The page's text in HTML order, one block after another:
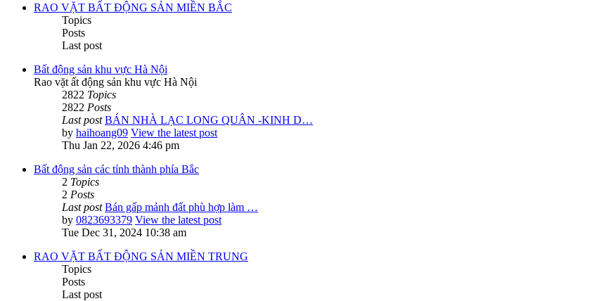
RAO VẶT BẤT ĐỘNG SẢN MIỀN BẮC
Topics
Posts
Last post
Bất động sản khu vực Hà Nội
Rao vặt ất động sản khu vực Hà Nội
2822 Topics
2822 Posts
Last post BÁN NHÀ LẠC LONG QUÂN -KINH D…
by haihoang09 View the latest post
Thu Jan 22, 2026 4:46 pm
Bất động sản các tỉnh thành phía Bắc
2 Topics
2 Posts
Last post Bán gấp mảnh đất phù hợp làm …
by 0823693379 View the latest post
Tue Dec 31, 2024 10:38 am
RAO VẶT BẤT ĐỘNG SẢN MIỀN TRUNG
Topics
Posts
Last post